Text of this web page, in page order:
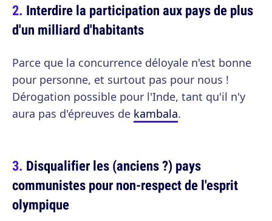
Interdire la participation aux pays de plus
d'un milliard d'habitants
Parce que la concurrence déloyale n'est bonne
pour personne, et surtout pas pour nous !
Dérogation possible pour l'Inde, tant qu'il n'y
aura pas d'épreuves de kambala.
Disqualifier les (anciens ?) pays
communistes pour non-respect de l'esprit
olympique